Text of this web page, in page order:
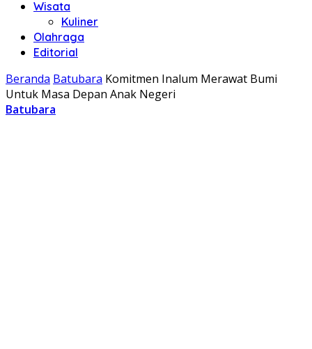
Wisata
Kuliner
Olahraga
Editorial
Beranda Batubara Komitmen Inalum Merawat Bumi
Untuk Masa Depan Anak Negeri
Batubara